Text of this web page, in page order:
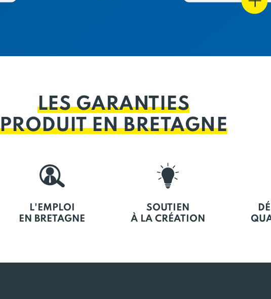
LES GARANTIES
EN BRETAGNE
L'EMPLOI
EN BRETAGNE
SOUTIEN
À LA CRÉATION